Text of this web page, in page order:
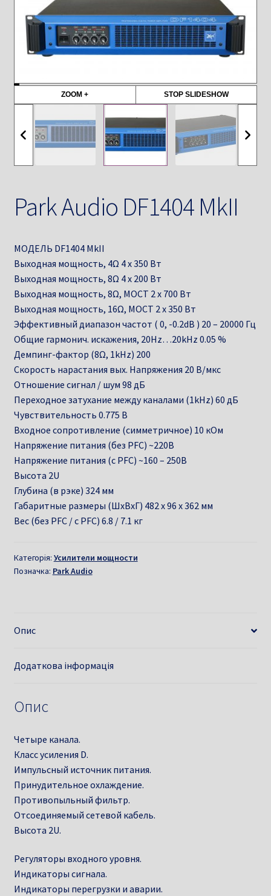
ZOOM + STOP SLIDESHOW
Park Audio DF1404 MkII
МОДЕЛЬ DF1404 MkII
Выходная мощность, 4Ω 4 х 350 Вт
Выходная мощность, 8Ω 4 х 200 Вт
Выходная мощность, 8Ω, МОСТ 2 х 700 Вт
Выходная мощность, 16Ω, МОСТ 2 х 350 Вт
Эффективный диапазон частот ( 0, -0.2dB ) 20 – 20000 Гц
Общие гармонич. искажения, 20Hz…20kHz 0.05 %
Демпинг-фактор (8Ω, 1kHz) 200
Скорость нарастания вых. Напряжения 20 В/мкс
Отношение сигнал / шум 98 дБ
Переходное затухание между каналами (1kHz) 60 дБ
Чувствительность 0.775 В
Входное сопротивление (симметричное) 10 кОм
Напряжение питания (без PFC) ~220В
Напряжение питания (с PFC) ~160 – 250В
Высота 2U
Глубина (в рэке) 324 мм
Габаритные размеры (ШхВхГ) 482 х 96 х 362 мм
Вес (без PFC / с PFC) 6.8 / 7.1 кг
Категорія: Усилители мощности
Позначка: Park Audio
Опис
Додаткова інформація
Опис
Четыре канала.
Класс усиления D.
Импульсный источник питания.
Принудительное охлаждение.
Противопыльный фильтр.
Отсоединяемый сетевой кабель.
Высота 2U.
Регуляторы входного уровня.
Индикаторы сигнала.
Индикаторы перегрузки и аварии.